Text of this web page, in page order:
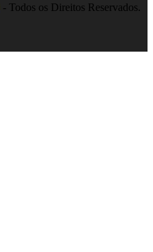
- Todos os Direitos Reservados.